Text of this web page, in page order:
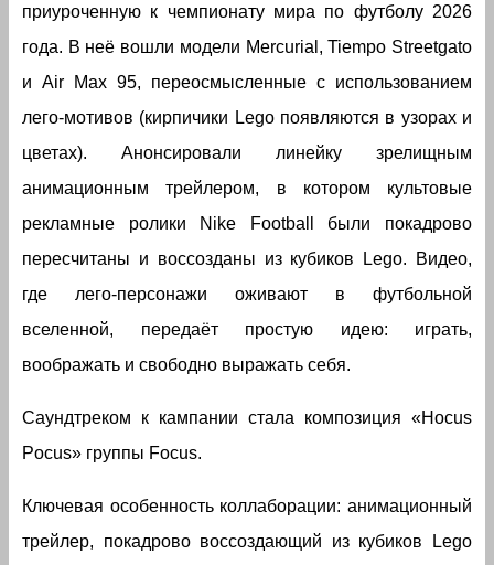
приуроченную к чемпионату мира по футболу 2026
года. В неё вошли модели Mercurial, Tiempo Streetgato
и Air Max 95, переосмысленные с использованием
лего-мотивов (кирпичики Lego появляются в узорах и
цветах). Анонсировали линейку зрелищным
анимационным трейлером, в котором культовые
рекламные ролики Nike Football были покадрово
пересчитаны и воссозданы из кубиков Lego. Видео,
где лего-персонажи оживают в футбольной
вселенной, передаёт простую идею: играть,
воображать и свободно выражать себя.
Саундтреком к кампании стала композиция «Hocus
Pocus» группы Focus.
Ключевая особенность коллаборации: анимационный
трейлер, покадрово воссоздающий из кубиков Lego